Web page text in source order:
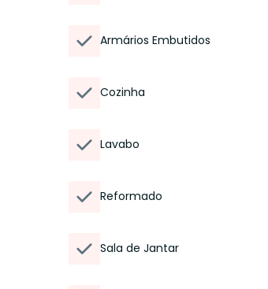
Armários Embutidos
Cozinha
Lavabo
Reformado
Sala de Jantar